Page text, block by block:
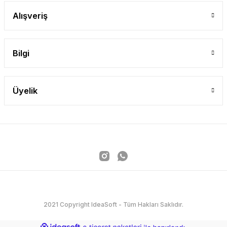
Alışveriş
Bilgi
Üyelik
2021 Copyright IdeaSoft - Tüm Hakları Saklıdır.